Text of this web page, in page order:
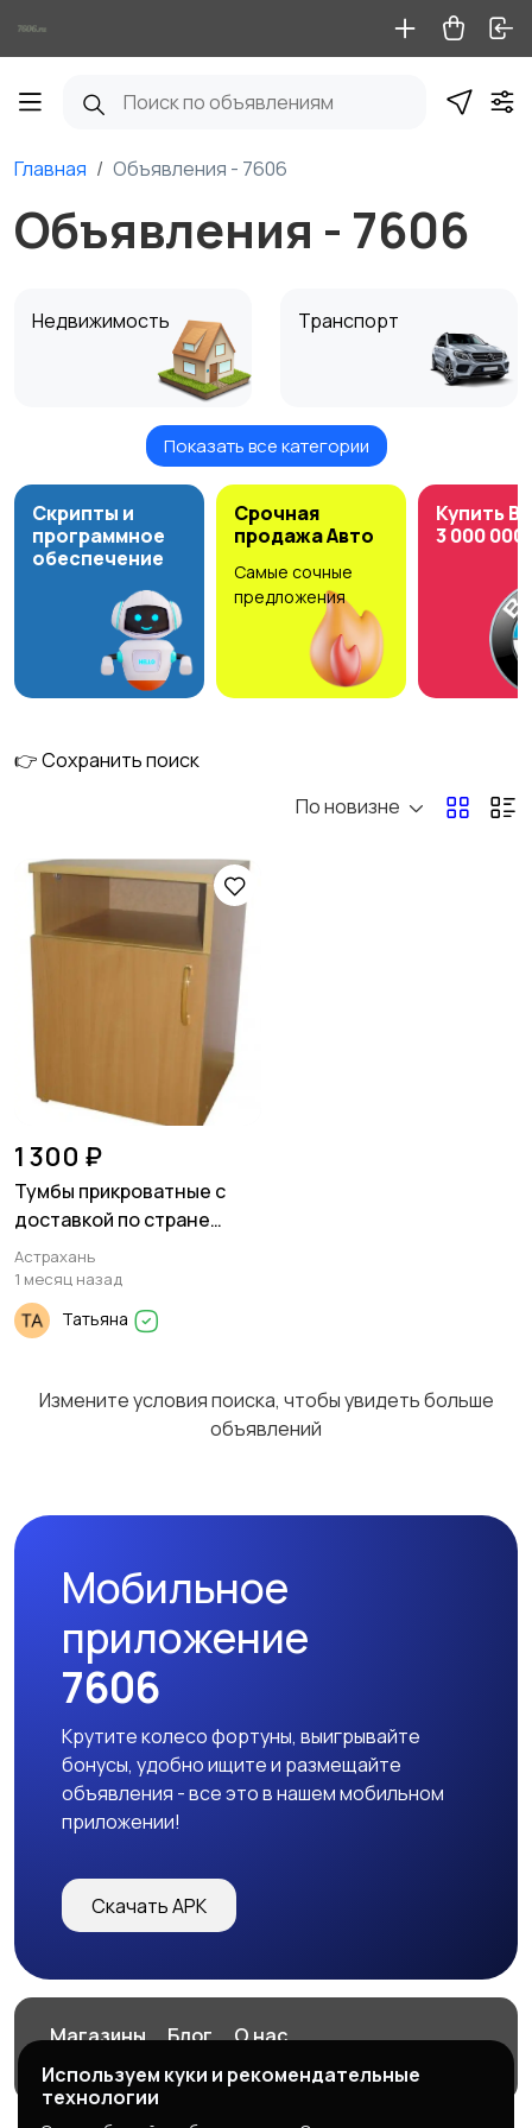
Главная Объявления - 7606
Объявления - 7606
Недвижимость Транспорт
Электроника
Мода и стиль Детские товары
Спорт и отдых
Видеокурсы
Показать все категории
Скрипты и
программное
обеспечение
Срочная
продажа Авто
Самые сочные
предложения
Купить
3 000 000
👉 Сохранить поиск
По новизне
1 300 ₽
Тумбы прикроватные с
доставкой по стране
недорого
Астрахань
1 месяц назад
Татьяна
Измените условия поиска, чтобы увидеть больше
объявлений
Мобильное
приложение
7606
Крутите колесо фортуны, выигрывайте
бонусы, удобно ищите и размещайте
объявления - все это в нашем мобильном
приложении!
Скачать APK
Магазины Блог
О нас
Служба поддержки
Используем куки и рекомендательные
технологии